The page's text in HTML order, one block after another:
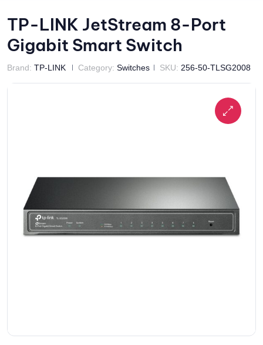
TP-LINK JetStream 8-Port
Gigabit Smart Switch
Brand: TP-LINK Category: Switches SKU: 256-50-TLSG2008